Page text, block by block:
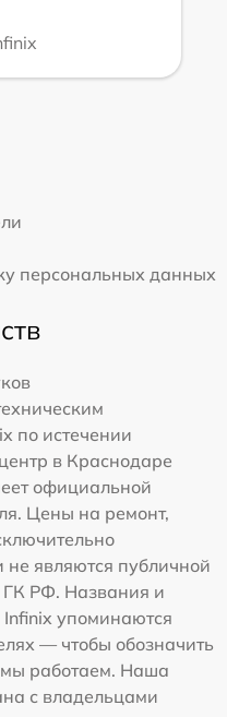
персональных данных
по истечении
в Краснодаре
официальной
Цены на ремонт,
являются публичной
ГК РФ. Названия и
Infinix упоминаются
— чтобы обозначить
мы работаем. Наша
с владельцами